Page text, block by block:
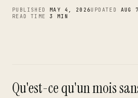
PUBLISHED MAY 4, 2026UPDATED AUG
READ TIME 3 MIN
Qu'est-ce qu'un mois